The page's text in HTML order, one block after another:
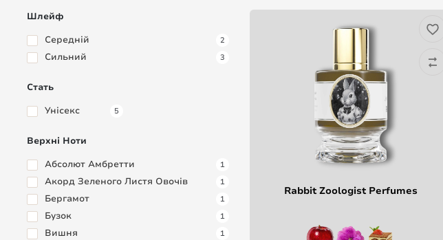
Шлейф
Середній
2
Сильний 3
Стать
Унісекс
5
Верхні Ноти
Абсолют Амбретти
1
Акорд Зеленого Листя Овочів 1
Бергамот 1
Бузок 1
Вишня 1
Rabbit Zoologist Perfumes